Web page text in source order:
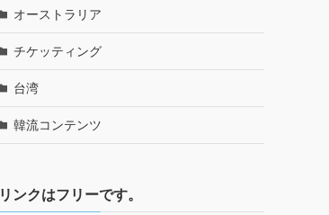
オーストラリア
チケッティング
台湾
韓流コンテンツ
リンクはフリーです。